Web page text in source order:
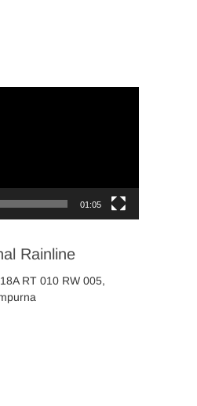
01:05
Rainline
RT 010 RW 005,